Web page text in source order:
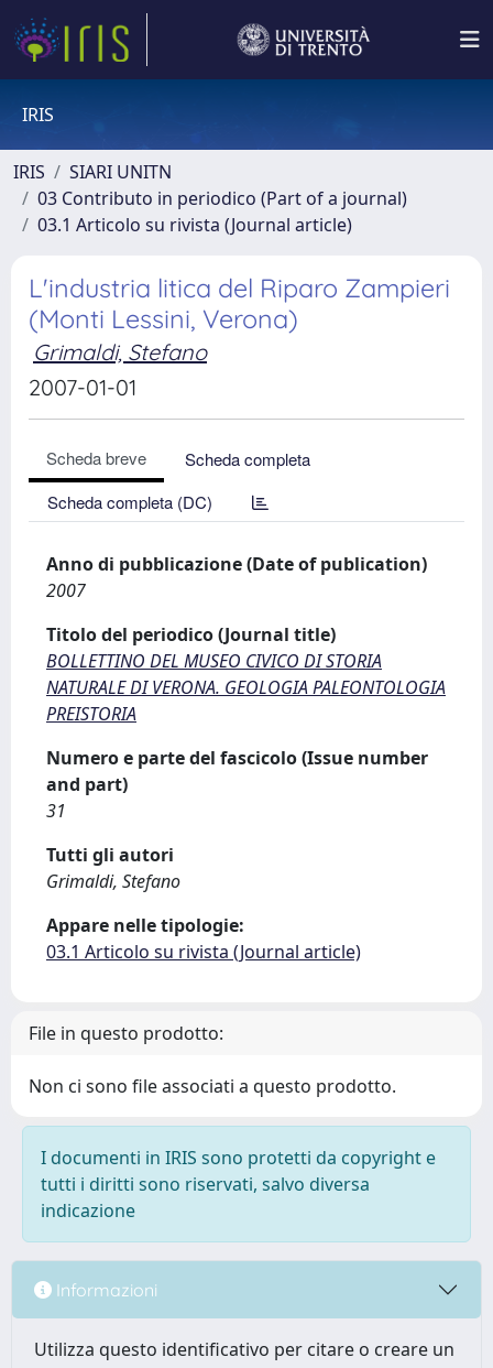
IRIS
IRIS
SIARI UNITN
03 Contributo in periodico (Part of a journal)
03.1 Articolo su rivista (Journal article)
L'industria litica del Riparo Zampieri
(Monti Lessini, Verona)
Grimaldi, Stefano
2007-01-01
Scheda breve
Scheda completa
Scheda completa (DC)
Anno di pubblicazione (Date of publication)
2007
Titolo del periodico (Journal title)
BOLLETTINO DEL MUSEO CIVICO DI STORIA
NATURALE DI VERONA. GEOLOGIA PALEONTOLOGIA
PREISTORIA
Numero e parte del fascicolo (Issue number
and part)
31
Tutti gli autori
Grimaldi, Stefano
Appare nelle tipologie:
03.1 Articolo su rivista (Journal article)
File in questo prodotto:
Non ci sono file associati a questo prodotto.
I documenti in IRIS sono protetti da copyright e
tutti i diritti sono riservati, salvo diversa
indicazione
Informazioni
Utilizza questo identificativo per citare o creare un